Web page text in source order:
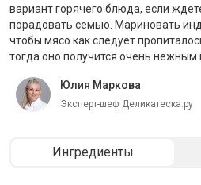
вариант горячего блюда, если
порадовать семью. Мариновать
чтобы мясо как следует
тогда оно получится очень
Юлия Маркова
Эксперт-шеф Деликатеска.ру
Ингредиенты